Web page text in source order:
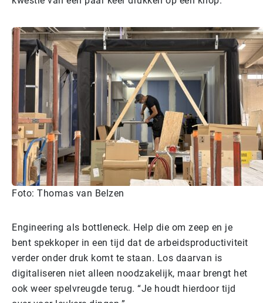
Foto: Thomas van Belzen
Engineering als bottleneck. Help die om zeep en je
bent spekkoper in een tijd dat de arbeidsproductiviteit
verder onder druk komt te staan. Los daarvan is
digitaliseren niet alleen noodzakelijk, maar brengt het
ook weer spelvreugde terug. “Je houdt hierdoor tijd